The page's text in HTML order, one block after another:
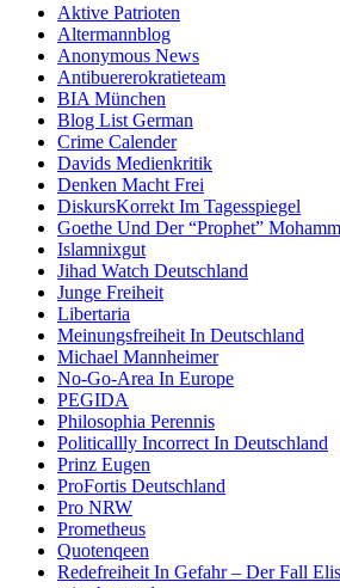
Aktive Patrioten
Altermannblog
Anonymous News
Antibuererokratieteam
BIA München
Blog List German
Crime Calender
Davids Medienkritik
Denken Macht Frei
DiskursKorrekt Im Tagesspiegel
Goethe Und Der “Prophet”
Islamnixgut
Jihad Watch Deutschland
Junge Freiheit
Libertaria
Meinungsfreiheit In Deutschland
Michael Mannheimer
No-Go-Area In Europe
PEGIDA
Philosophia Perennis
Politicallly Incorrect In Deutschland
Prinz Eugen
ProFortis Deutschland
Pro NRW
Prometheus
Quotenqeen
Redefreiheit In Gefahr – Der Fall